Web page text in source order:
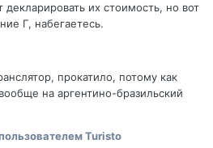
их стоимость, но вот
Г, набегаетесь.
прокатило, потому как
на аргентино-бразильский
Turisto